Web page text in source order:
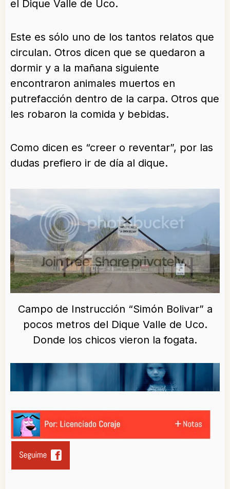
el Dique Valle de Uco.
Este es sólo uno de los tantos relatos que
circulan. Otros dicen que se quedaron a
dormir y a la mañana siguiente
encontraron animales muertos en
putrefacción dentro de la carpa. Otros que
les robaron la comida y bebidas.
Como dicen es “creer o reventar”, por las
dudas prefiero ir de día al dique.
Campo de Instrucción “Simón Bolivar” a
pocos metros del Dique Valle de Uco.
Donde los chicos vieron la fogata.